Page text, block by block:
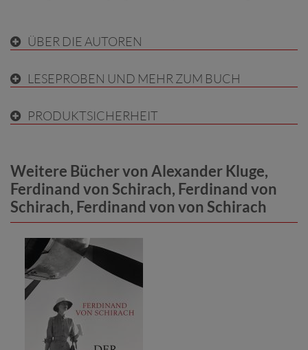
ÜBER DIE AUTOREN
LESEPROBEN UND MEHR ZUM BUCH
PRODUKTSICHERHEIT
Weitere Bücher von Alexander Kluge,
Ferdinand von Schirach, Ferdinand von
Schirach, Ferdinand von von Schirach